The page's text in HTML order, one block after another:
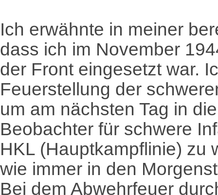
Ich erwähnte in meiner
dass ich im November
der Front eingesetzt war.
Feuerstellung der
um am nächsten Tag in
Beobachter für schwere
HKL (Hauptkampflinie) zu
wie immer in den
Bei dem Abwehrfeuer